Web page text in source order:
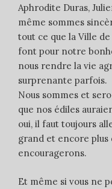
Aphrodite Duras,
même sommes
tout ce que la Ville
font pour notre
nous rendre la vie
surprenante parfois.
Nous sommes et
que nos édiles
oui, il faut toujours
grand et encore plus
encouragerons.
Et même si vous ne